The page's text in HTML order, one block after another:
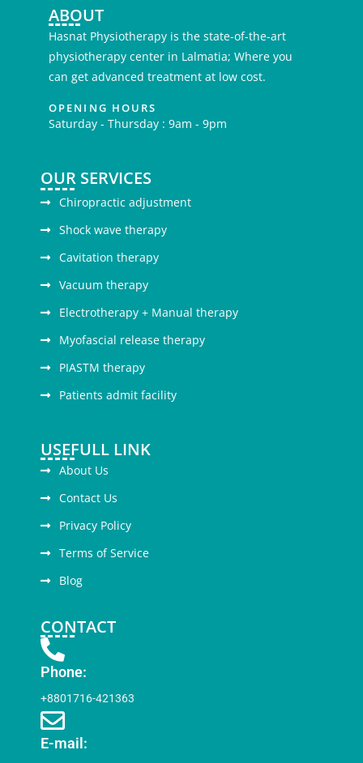
ABOUT
Hasnat Physiotherapy is the state-of-the-art
physiotherapy center in Lalmatia; Where you
can get advanced treatment at low cost.
OPENING HOURS
Saturday - Thursday : 9am - 9pm
OUR SERVICES
Chiropractic adjustment
Shock wave therapy
Cavitation therapy
Vacuum therapy
Electrotherapy + Manual therapy
Myofascial release therapy
PIASTM therapy
Patients admit facility
USEFULL LINK
About Us
Contact Us
Privacy Policy
Terms of Service
Blog
CONTACT
Phone:
+8801716-421363
E-mail: